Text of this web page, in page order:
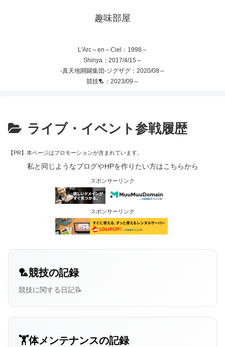
趣味部屋
L'Arc～en～Ciel：1998～
Shinya：2017/4/15～
-真天地開闢集団-ジグザグ：2020/08～
競技🏸：2023/09～
ライブ・イベント参戦履歴
【PR】本ページはプロモーションが含まれています。
私と同じようなブログやHPを作りたい方はこちらから
スポンサーリンク
スポンサーリンク
🏸競技の記録
競技に関する日記📝
🏋️体メンテナンスの記録